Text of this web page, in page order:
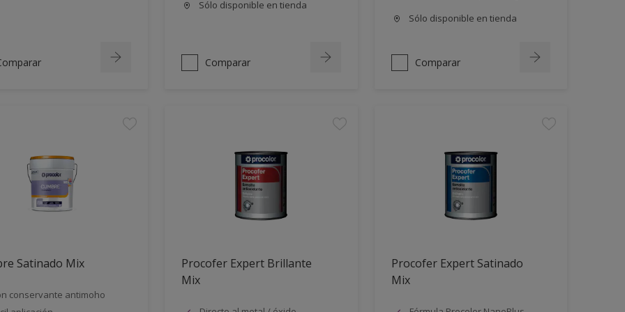
Sólo disponible en tienda
Comparar
Sólo disponible en tienda
Comparar
Satinado Mix
conservante antimoho
Procofer Expert Brillante
Mix
Procofer Expert Satinado
Mix